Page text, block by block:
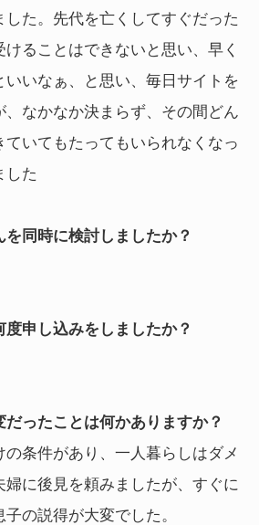
した。先代を亡くしてすぐだった
ることはできないと思い、早く
いいなぁ、と思い、毎日サイトを
、なかなか決まらず、その間どん
ていてもたってもいられなくなっ
した
同時に検討しましたか？
申し込みをしましたか？
ったことは何かありますか？
条件があり、一人暮らしはダメ
婦に後見を頼みましたが、すぐに
の説得が大変でした。